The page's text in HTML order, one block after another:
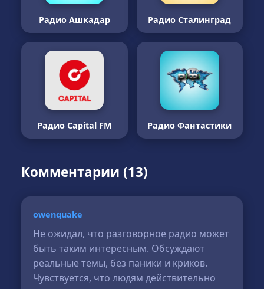
Радио Ашкадар Радио Сталинград
Радио Capital FM Радио Фантастики
Комментарии (13)
owenquake
Не ожидал, что разговорное радио может
быть таким интересным. Обсуждают
реальные темы, без паники и криков.
Чувствуется, что людям действительно